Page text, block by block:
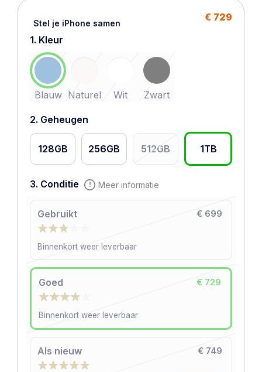
Stel je iPhone samen
€ 729
1. Kleur
Blauw Naturel Wit Zwart
2. Geheugen
128GB 256GB 512GB 1TB
3. Conditie Meer informatie
Gebruikt € 699
Binnenkort weer leverbaar
Goed € 729
Binnenkort weer leverbaar
Als nieuw € 749